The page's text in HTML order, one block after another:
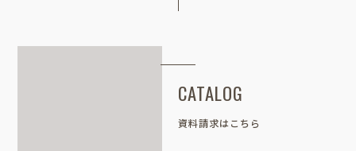
CATALOG
資料請求はこちら